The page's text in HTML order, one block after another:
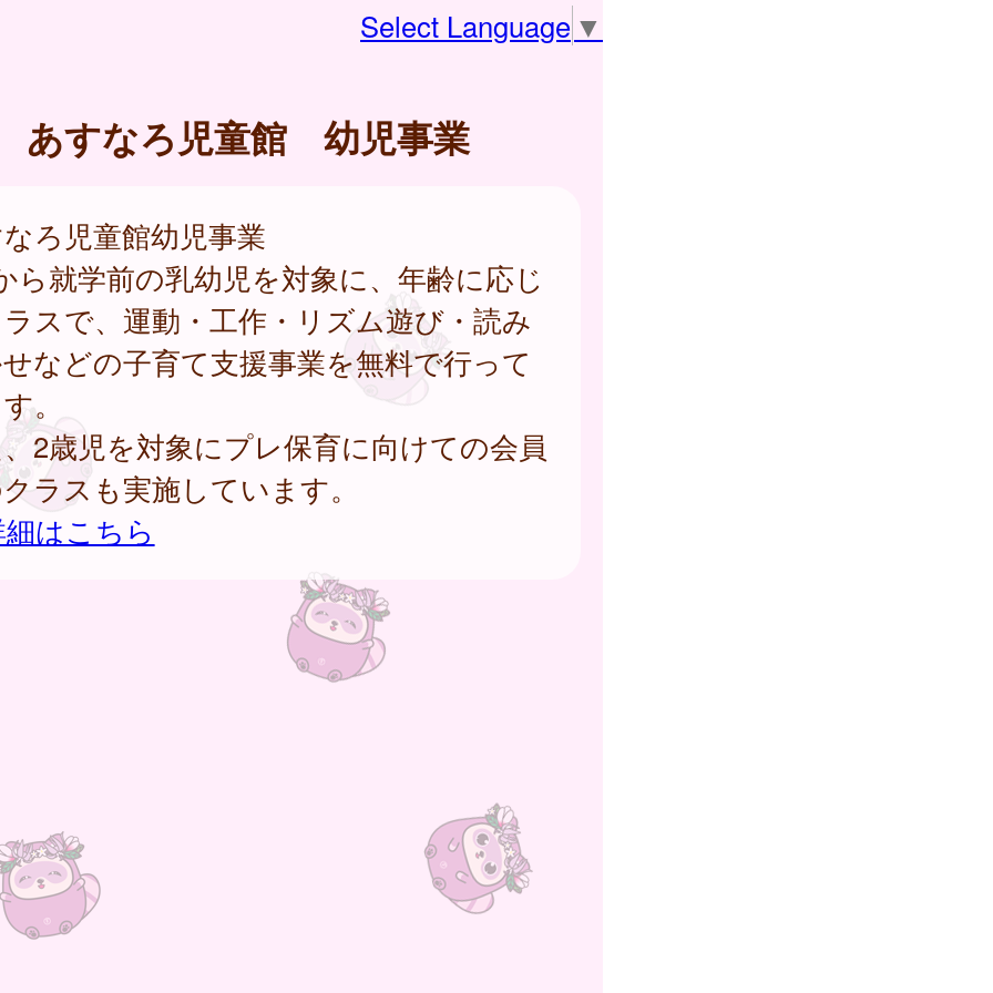
Select Language ▼
あすなろ児童館 幼児事業
ろ児童館幼児事業
ら就学前の乳幼児を対象に、年齢に応じ
スで、運動・工作・リズム遊び・読み
などの子育て支援事業を無料で行って
。
2歳児を対象にプレ保育に向けての会員
ラスも実施しています。
はこちら